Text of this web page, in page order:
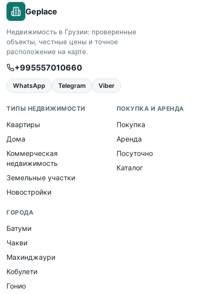
Geplace
Недвижимость в Грузии: проверенные
объекты, честные цены и точное
расположение на карте.
+995557010660
WhatsApp Telegram Viber
ТИПЫ НЕДВИЖИМОСТИ
Квартиры
Дома
Коммерческая
недвижимость
Земельные участки
Новостройки
ПОКУПКА И АРЕНДА
Покупка
Аренда
Посуточно
Каталог
ГОРОДА
Батуми
Чакви
Махинджаури
Кобулети
Гонио